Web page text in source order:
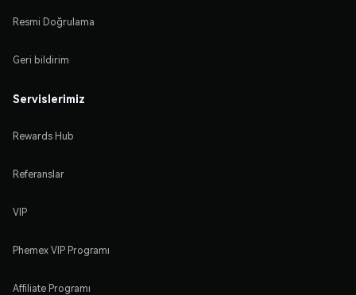
Resmi Doğrulama
Geri bildirim
Servislerimiz
Rewards Hub
Referanslar
VIP
Phemex VIP Programı
Affiliate Programı